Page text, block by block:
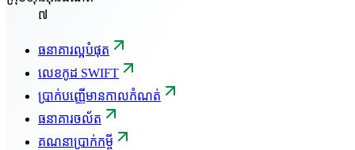
៧
ធនាគារល្អបំផុត
លេខកូដ SWIFT
ប្រាក់បញ្ញើមានកាលកំណត់
ធនាគារចល័ត
គណនាប្រាក់កម្ចី